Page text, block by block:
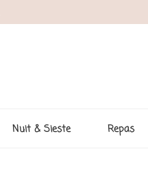
Nuit & Sieste Repas